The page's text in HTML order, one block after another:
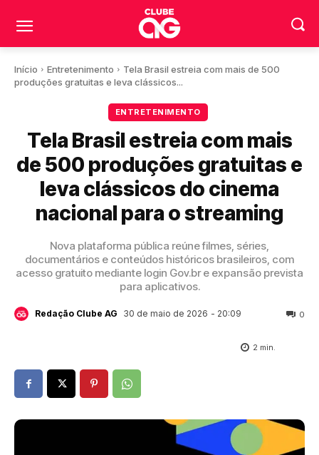
Início Entretenimento
Tela Brasil estreia com mais de 500
produções gratuitas e leva clássicos...
ENTRETENIMENTO
Tela Brasil estreia com mais
de 500 produções gratuitas e
leva clássicos do cinema
nacional para o streaming
Nova plataforma pública reúne filmes, séries,
documentários e conteúdos históricos brasileiros, com
acesso gratuito mediante login Gov.br e expansão prevista
para aplicativos.
Redação Clube AG 30 de maio de 2026 - 20:09 0
2 min.